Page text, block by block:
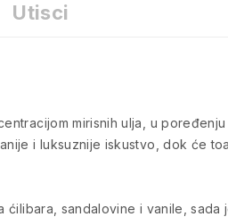
Utisci
mirisnih ulja, u poređenju
i luksuznije iskustvo, dok će
sandalovine i vanile, sada